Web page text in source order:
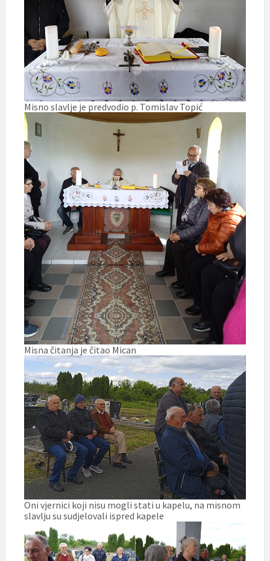
Misno slavlje je predvodio p. Tomislav Topić
Misna čitanja je čitao Mican
Oni vjernici koji nisu mogli stati u kapelu, na misnom
slavlju su sudjelovali ispred kapele